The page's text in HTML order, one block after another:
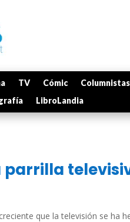
TV Cómic Columnistas
LibroLandia
parrilla
que la televisión se ha